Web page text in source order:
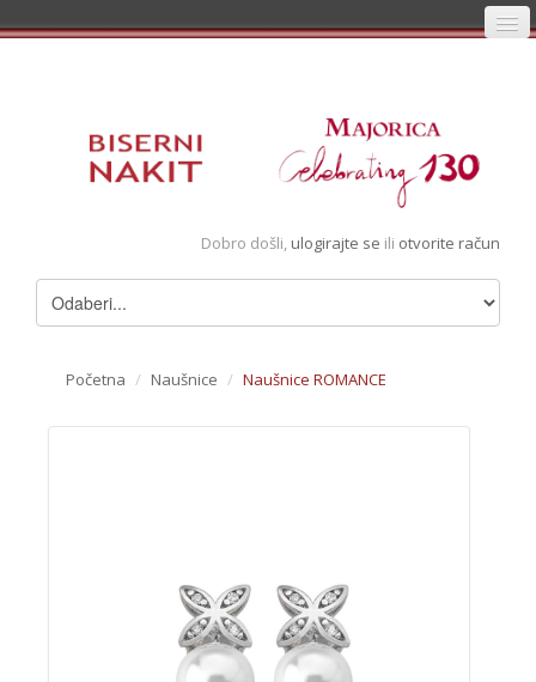
Registracija
Pregledani artikli
Dobro došli, ulogirajte se ili otvorite račun
Početna / Naušnice / Naušnice ROMANCE